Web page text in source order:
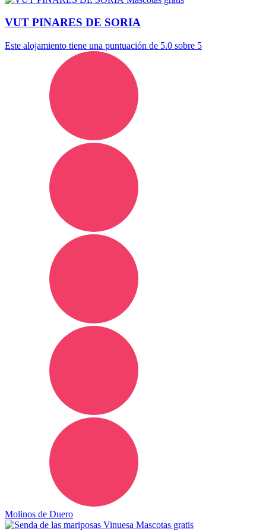
VUT PINARES DE SORIA
Este alojamiento tiene una puntuación de 5.0 sobre 5
Molinos de Duero
Mascotas gratis